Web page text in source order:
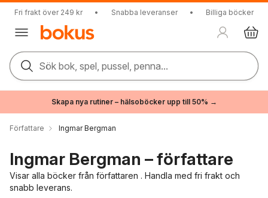
Fri frakt över 249 kr • Snabba leveranser • Billiga böcker
Sök bok, spel, pussel, penna...
Skapa nya rutiner – hälsoböcker upp till 50% →
Författare Ingmar Bergman
Ingmar Bergman – författare
Visar alla böcker från författaren . Handla med fri frakt och
snabb leverans.